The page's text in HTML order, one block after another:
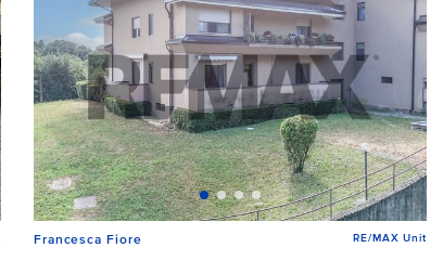
Francesca Fiore RE/MAX Unit